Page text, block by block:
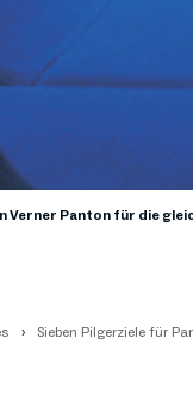
Verner Panton für die
Sieben Pilgerziele für